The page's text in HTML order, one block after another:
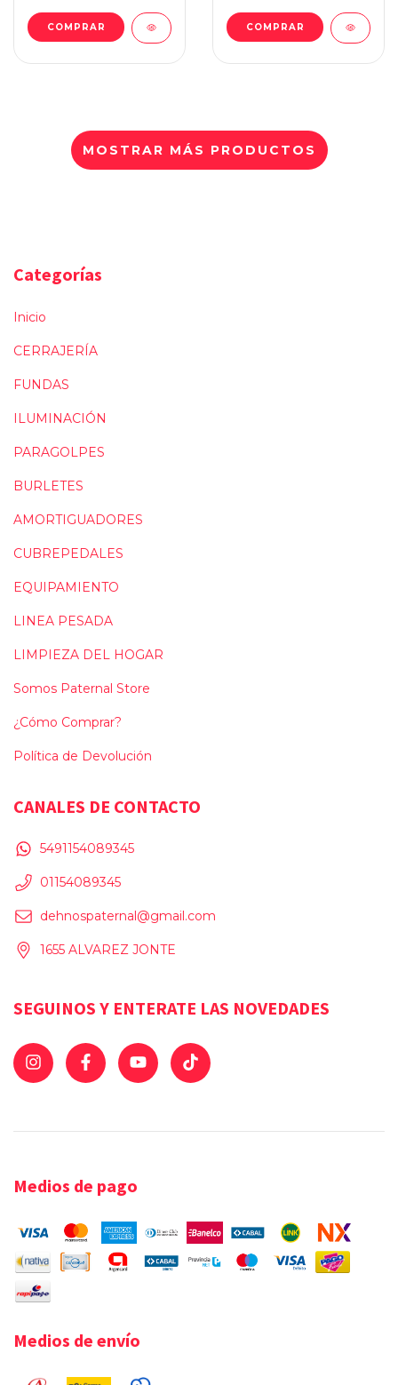
COMPRAR COMPRAR
MOSTRAR MÁS PRODUCTOS
Categorías
Inicio
CERRAJERÍA
FUNDAS
ILUMINACIÓN
PARAGOLPES
BURLETES
AMORTIGUADORES
CUBREPEDALES
EQUIPAMIENTO
LINEA PESADA
LIMPIEZA DEL HOGAR
Somos Paternal Store
¿Cómo Comprar?
Política de Devolución
CANALES DE CONTACTO
5491154089345
01154089345
dehnospaternal@gmail.com
1655 ALVAREZ JONTE
SEGUINOS Y ENTERATE LAS NOVEDADES
Medios de pago
Medios de envío